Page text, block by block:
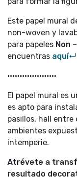
Este papel mural
non-woven y
para papeles Non
encuentras aquí↵
••••••••••••••••••••
El papel mural es
es apto para
pasillos, hall entre
ambientes
intemperie.
Atrévete a
resultado